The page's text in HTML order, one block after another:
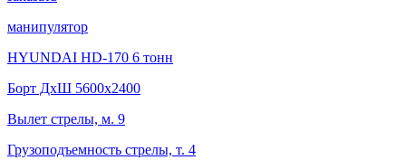
манипулятор
HYUNDAI HD-170 6 тонн
Борт ДxШ 5600x2400
Вылет стрелы, м. 9
Грузоподъемность стрелы, т. 4